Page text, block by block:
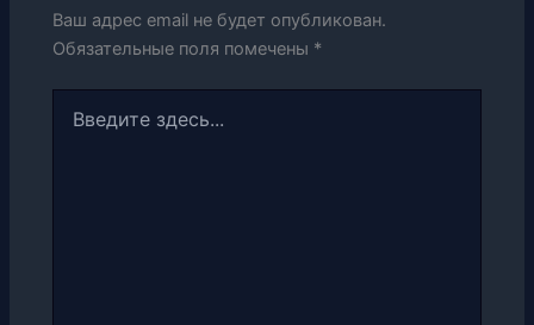
Ваш адрес email не будет опубликован.
Обязательные поля помечены *
здесь...